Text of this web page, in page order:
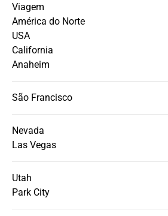
Viagem
América do Norte
USA
California
Anaheim
São Francisco
Nevada
Las Vegas
Utah
Park City